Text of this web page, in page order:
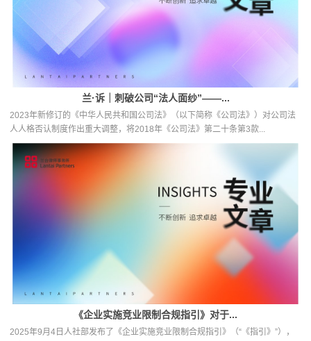
兰·诉｜刺破公司“法人面纱”——...
2023年新修订的《中华人民共和国公司法》（以下简称《公司法》）对公司法
人人格否认制度作出重大调整，将2018年《公司法》第二十条第3款...
《企业实施竞业限制合规指引》对于...
2025年9月4日人社部发布了《企业实施竞业限制合规指引》（“《指引》”），